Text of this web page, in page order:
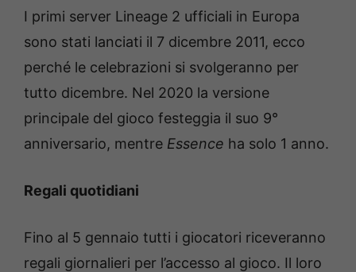
I primi server Lineage 2 ufficiali in Europa
sono stati lanciati il 7 dicembre 2011, ecco
perché le celebrazioni si svolgeranno per
tutto dicembre. Nel 2020 la versione
principale del gioco festeggia il suo 9°
anniversario, mentre Essence ha solo 1 anno.
Regali quotidiani
Fino al 5 gennaio tutti i giocatori riceveranno
regali giornalieri per l’accesso al gioco. Il loro